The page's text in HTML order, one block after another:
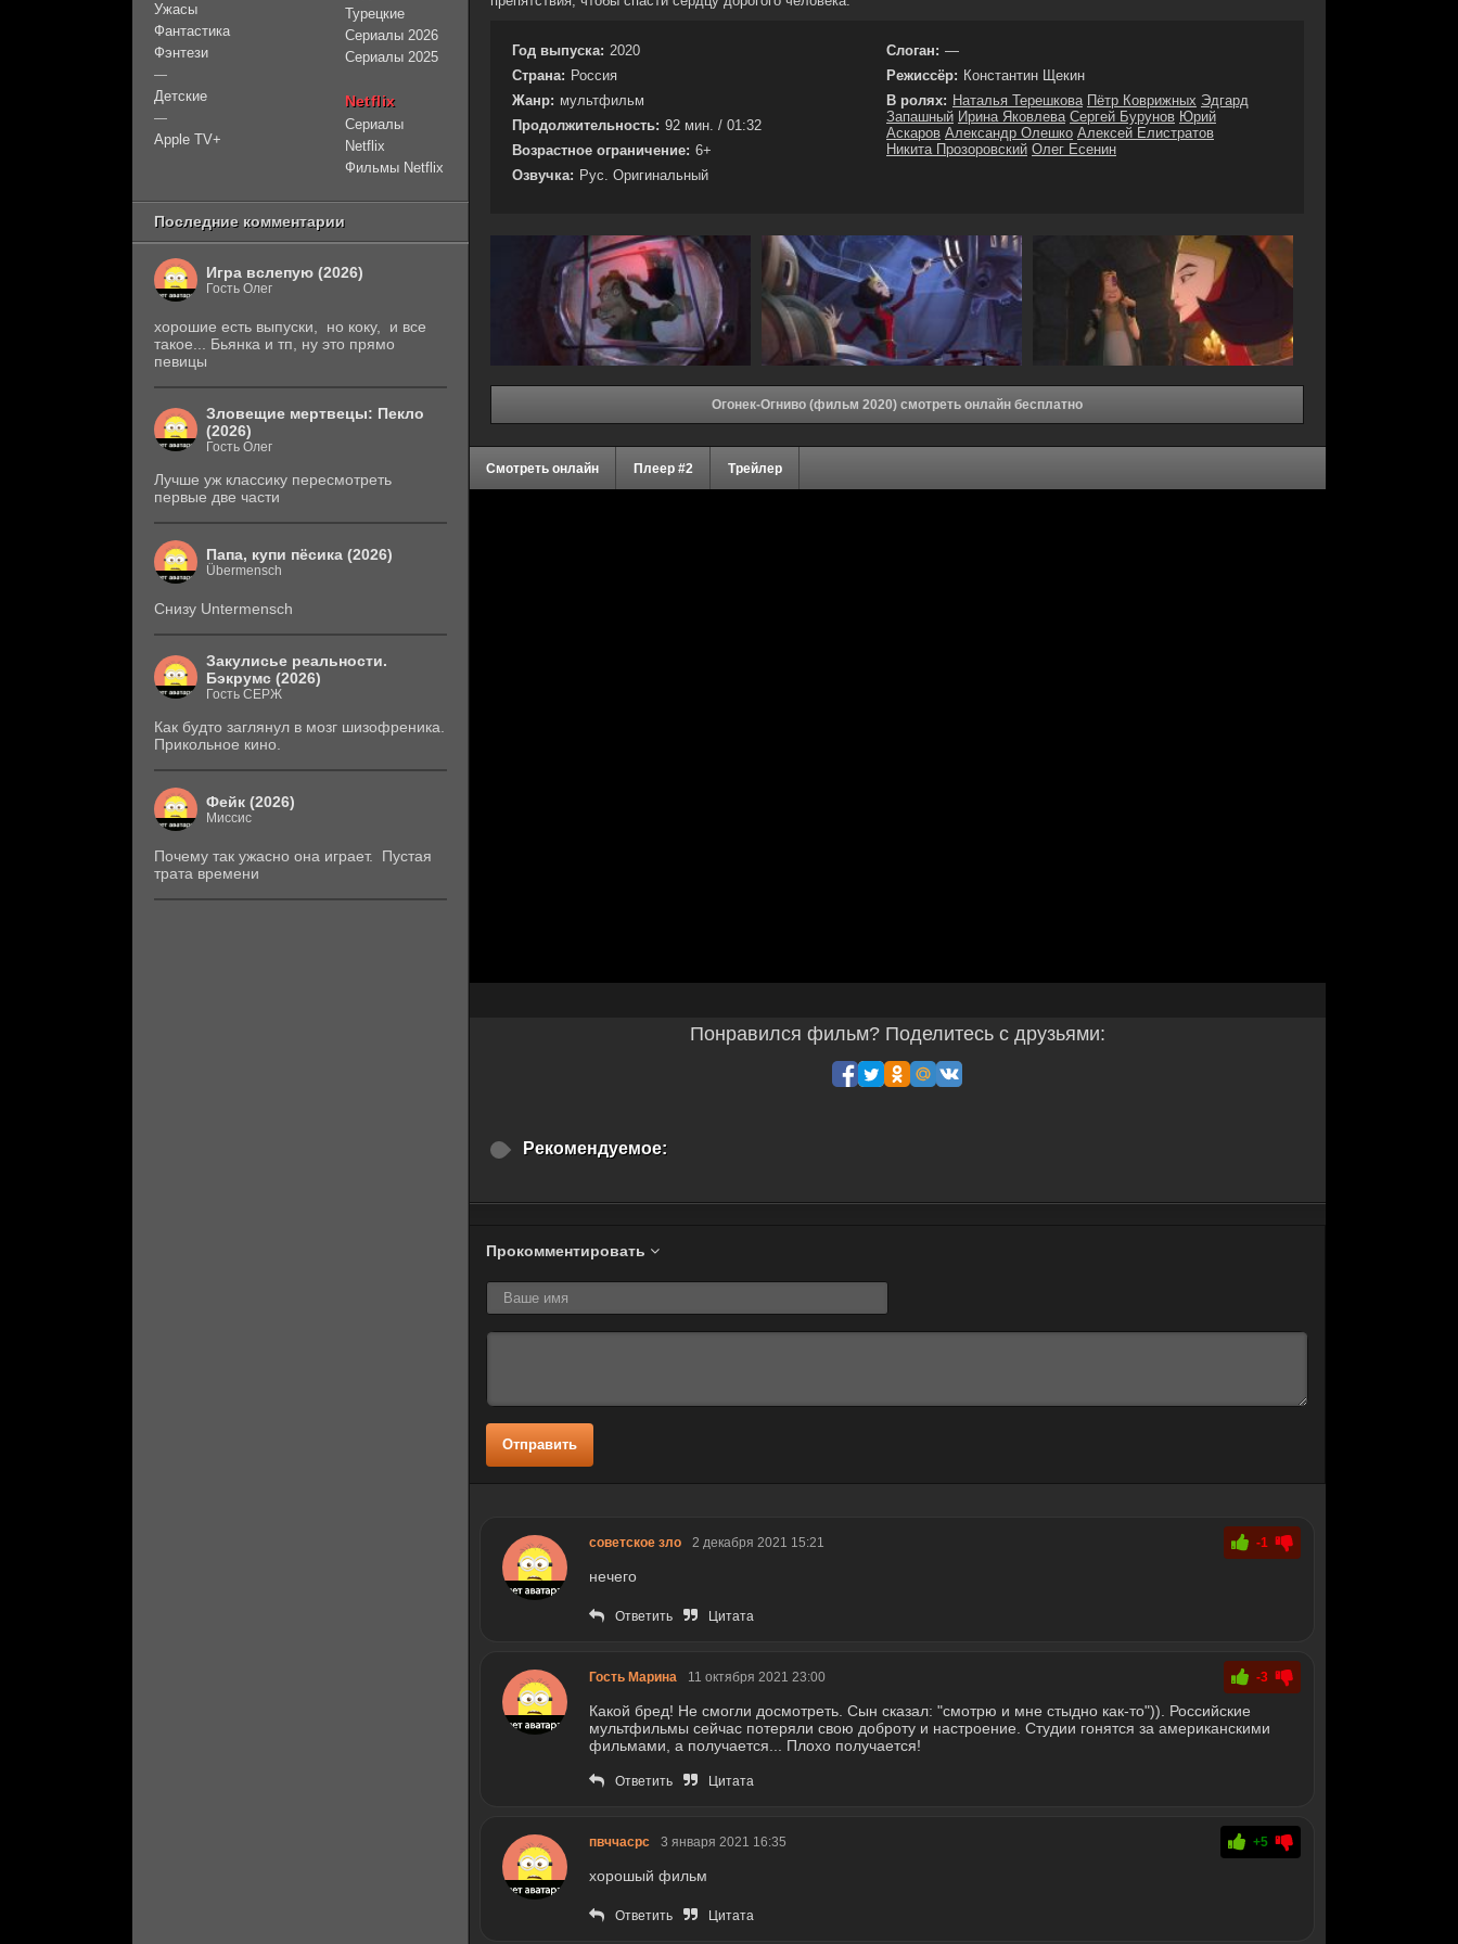
Год выпуска: 2020
Страна: Россия
Жанр: мультфильм
Продолжительность: 92 мин. / 01:32
Возрастное ограничение: 6+
Озвучка: Рус. Оригинальный
Слоган: —
Режиссёр: Константин Щекин
В ролях: Наталья Терешкова Пётр Коврижных Эдгард
Запашный Ирина Яковлева Сергей Бурунов Юрий
Аскаров Александр Олешко Алексей Елистратов
Никита Прозоровский Олег Есенин
Огонек-Огниво (фильм 2020) смотреть онлайн бесплатно
Смотреть онлайн Плеер #2 Трейлер
Понравился фильм? Поделитесь с друзьями:
Рекомендуемое:
Прокомментировать
Отправить
советское зло 2 декабря 2021 15:21 -1
нечего
Ответить Цитата
Гость Марина 11 октября 2021 23:00 -3
Какой бред! Не смогли досмотреть. Сын сказал: "смотрю и мне стыдно как-то")). Российские
мультфильмы сейчас потеряли свою доброту и настроение. Студии гонятся за американскими
фильмами, а получается... Плохо получается!
Ответить Цитата
пвччасрс 3 января 2021 16:35 +5
хорошый фильм
Ответить Цитата
Ужасы
Фантастика
Фэнтези
—
Детские
—
Apple TV+
Турецкие
Сериалы 2026
Сериалы 2025
Netflix
Сериалы
Netflix
Фильмы Netflix
Последние комментарии
Игра вслепую (2026)
Гость Олег
хорошие есть выпуски, но коку, и все
такое... Бьянка и тп, ну это прямо
певицы
Зловещие мертвецы: Пекло
(2026)
Гость Олег
Лучше уж классику пересмотреть
первые две части
Папа, купи пёсика (2026)
Übermensch
Снизу Untermensch
Закулисье реальности.
Бэкрумс (2026)
Гость СЕРЖ
Как будто заглянул в мозг шизофреника.
Прикольное кино.
Фейк (2026)
Миссис
Почему так ужасно она играет. Пустая
трата времени